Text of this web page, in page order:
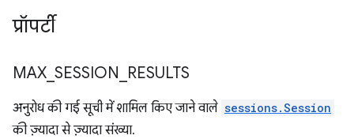
प्रॉपर्टी
MAX SESSION RESULTS
अनुरोध की गई सूची में शामिल किए जाने वाले sessions.Session
की ज़्यादा से ज़्यादा संख्या.